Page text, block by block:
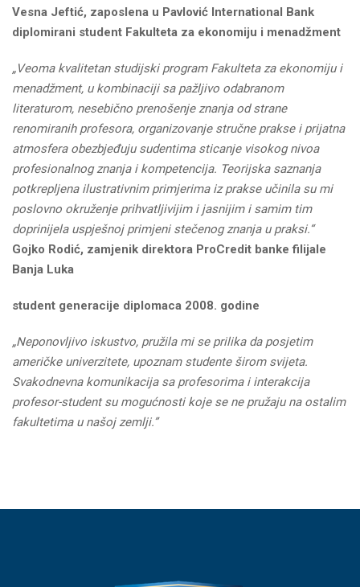
Vesna Jeftić, zaposlena u Pavlović International Bank
diplomirani student Fakulteta za ekonomiju i menadžment
„Veoma kvalitetan studijski program Fakulteta za ekonomiju i
menadžment, u kombinaciji sa pažljivo odabranom
literaturom, nesebično prenošenje znanja od strane
renomiranih profesora, organizovanje stručne prakse i prijatna
atmosfera obezbjeđuju sudentima sticanje visokog nivoa
profesionalnog znanja i kompetencija. Teorijska saznanja
potkrepljena ilustrativnim primjerima iz prakse učinila su mi
poslovno okruženje prihvatljivijim i jasnijim i samim tim
doprinijela uspješnoj primjeni stečenog znanja u praksi.“
Gojko Rodić, zamjenik direktora ProCredit banke filijale
Banja Luka
student generacije diplomaca 2008. godine
„Neponovljivo iskustvo, pružila mi se prilika da posjetim
američke univerzitete, upoznam studente širom svijeta.
Svakodnevna komunikacija sa profesorima i interakcija
profesor-student su mogućnosti koje se ne pružaju na ostalim
fakultetima u našoj zemlji.”